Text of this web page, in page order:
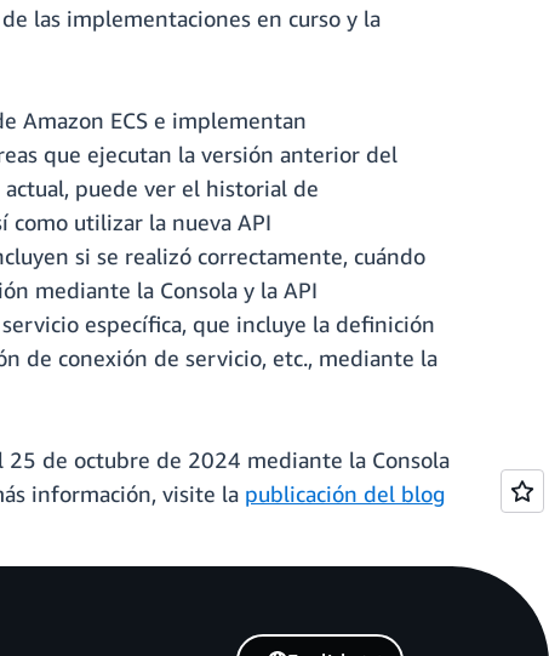
las implementaciones en curso y la
Amazon ECS e implementan
que ejecutan la versión anterior del
puede ver el historial de
como utilizar la nueva API
si se realizó correctamente, cuándo
mediante la Consola y la API
específica, que incluye la definición
de conexión de servicio, etc., mediante la
de octubre de 2024 mediante la Consola
información, visite la publicación del blog